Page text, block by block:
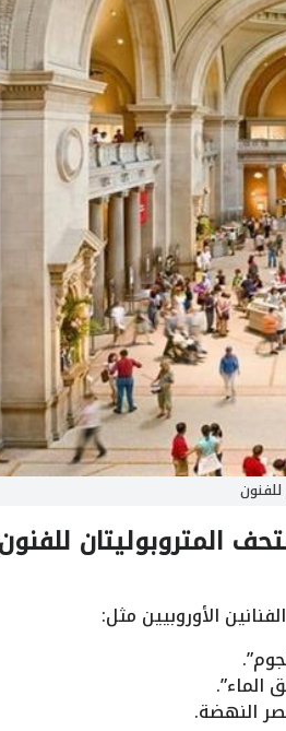
المتروبوليتان
الأوروبيين مثل:
الماء”.
النهضة.